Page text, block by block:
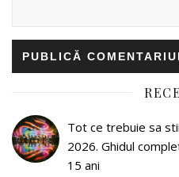
Tot ce trebuie sa
2026. Ghidul
15 ani